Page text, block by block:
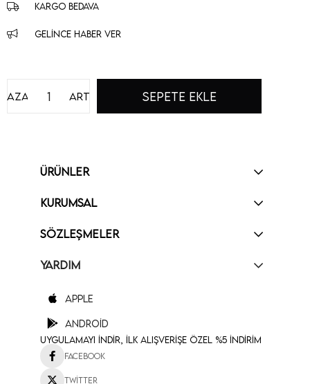
KARGO BEDAVA
GELINCE HABER VER
Artır
Azalt
ÜRÜNLER
KURUMSAL
SÖZLEŞMELER
YARDIM
Apple
Android
Uygulamayı İndir, İlk Alışverişe Özel %5 İndirim
Facebook
Twitter